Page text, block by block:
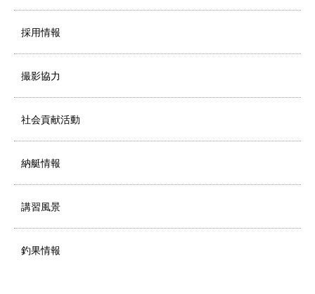
採用情報
撮影協力
社会貢献活動
納艇情報
講習風景
釣果情報